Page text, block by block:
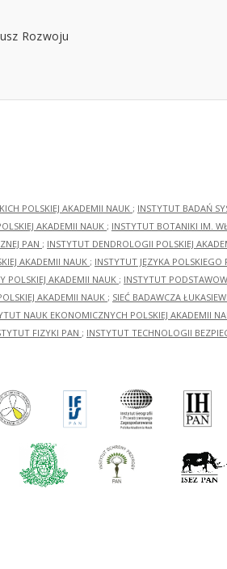
POLSKIEJ AKADEMII NAUK ; INSTYTUT BADAŃ
AKADEMII NAUK ; INSTYTUT BOTANIKI IM.
PAN ; INSTYTUT DENDROLOGII POLSKIEJ
AKADEMII NAUK ; INSTYTUT JĘZYKA POLSKIEGO
POLSKIEJ AKADEMII NAUK ; INSTYTUT
AKADEMII NAUK ; SIEĆ BADAWCZA
NAUK EKONOMICZNYCH POLSKIEJ AKADEMII
FIZYKI PAN ; INSTYTUT TECHNOLOGII